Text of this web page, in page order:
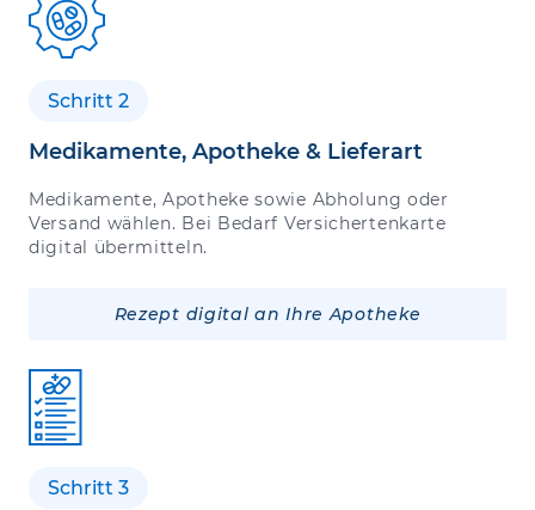
Schritt 2
Medikamente, Apotheke & Lieferart
Medikamente, Apotheke sowie Abholung oder
Versand wählen. Bei Bedarf Versichertenkarte
digital übermitteln.
Rezept digital an Ihre Apotheke
Schritt 3